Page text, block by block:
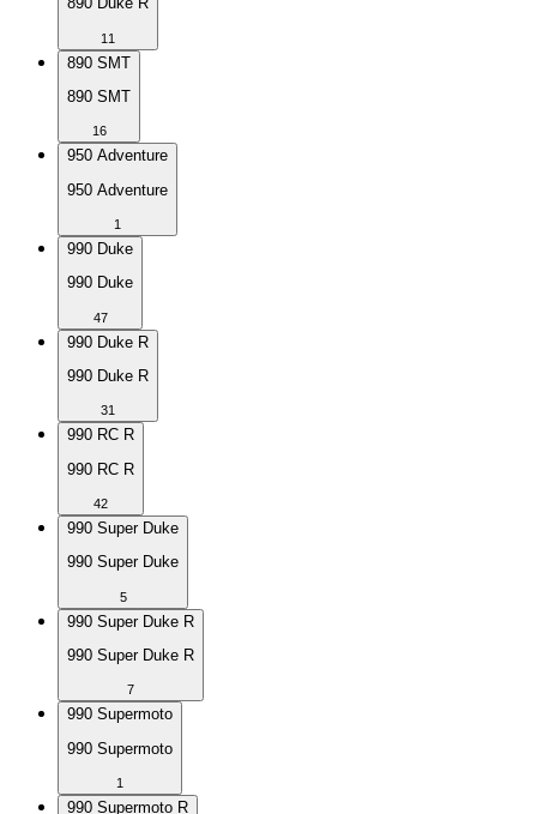
11
890 SMT
890 SMT
16
950 Adventure
950 Adventure
1
990 Duke
990 Duke
47
990 Duke R
990 Duke R
31
990 RC R
990 RC R
42
990 Super Duke
990 Super Duke
5
990 Super Duke R
990 Super Duke R
7
990 Supermoto
990 Supermoto
1
990 Supermoto R